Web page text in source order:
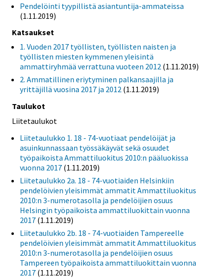
Pendelöinti tyypillistä asiantuntija-ammateissa
(1.11.2019)
Katsaukset
1. Vuoden 2017 työllisten, työllisten naisten ja
työllisten miesten kymmenen yleisintä
ammattiryhmää verrattuna vuoteen 2012 (1.11.2019)
2. Ammatillinen eriytyminen palkansaajilla ja
yrittäjillä vuosina 2017 ja 2012 (1.11.2019)
Taulukot
Liitetaulukot
Liitetaulukko 1. 18 - 74-vuotiaat pendelöijät ja
asuinkunnassaan työssäkäyvät sekä osuudet
työpaikoista Ammattiluokitus 2010:n pääluokissa
vuonna 2017 (1.11.2019)
Liitetaulukko 2a. 18 - 74-vuotiaiden Helsinkiin
pendelöivien yleisimmät ammatit Ammattiluokitus
2010:n 3-numerotasolla ja pendelöijien osuus
Helsingin työpaikoista ammattiluokittain vuonna
2017 (1.11.2019)
Liitetaulukko 2b. 18 - 74-vuotiaiden Tampereelle
pendelöivien yleisimmät ammatit Ammattiluokitus
2010:n 3-numerotasolla ja pendelöijien osuus
Tampereen työpaikoista ammattiluokittain vuonna
2017 (1.11.2019)